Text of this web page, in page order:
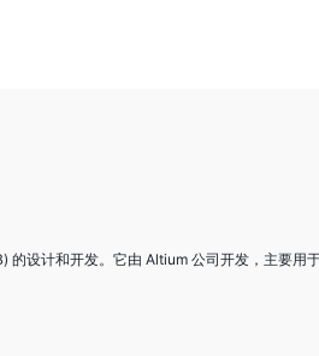
设计和开发。它由 Altium 公司开发，主要用